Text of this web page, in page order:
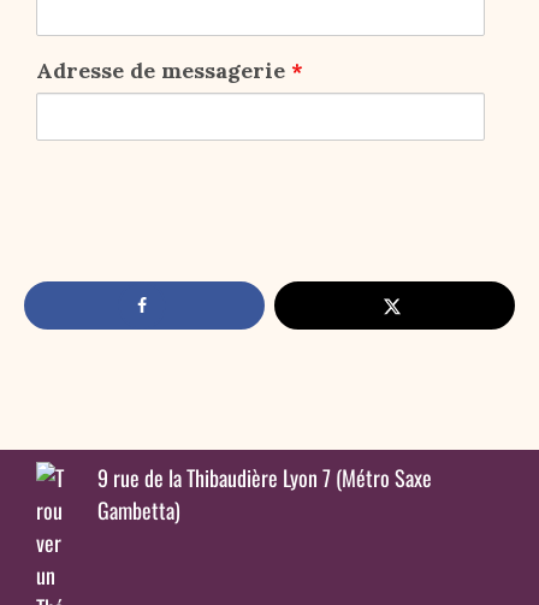
Adresse de messagerie *
9 rue de la Thibaudière Lyon 7 (Métro Saxe
Gambetta)